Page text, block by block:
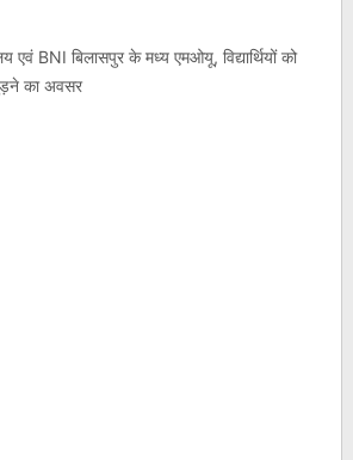
एवं BNI बिलासपुर के मध्य एमओयू, विद्यार्थियों को
का अवसर